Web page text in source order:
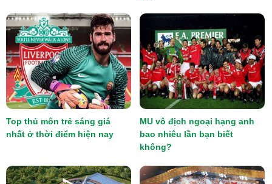
Top thủ môn trẻ sáng giá
nhất ở thời điểm hiện nay
MU vô địch ngoại hạng anh
bao nhiêu lần bạn biết
không?